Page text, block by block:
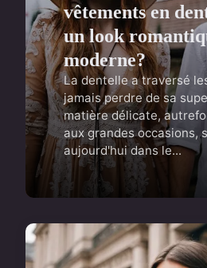
vêtements en
un look
moderne?
La dentelle a traversé
jamais perdre de sa
matière délicate,
aux grandes occasions,
aujourd'hui dans le...